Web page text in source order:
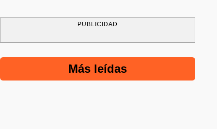
PUBLICIDAD
Más leídas